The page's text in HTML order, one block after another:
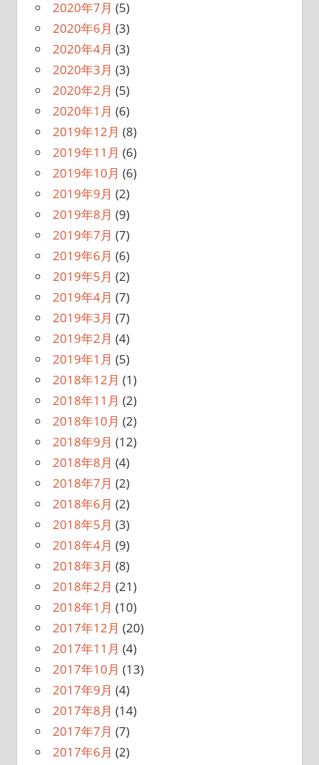
2020年7月 (5)
2020年6月 (3)
2020年4月 (3)
2020年3月 (3)
2020年2月 (5)
2020年1月 (6)
2019年12月 (8)
2019年11月 (6)
2019年10月 (6)
2019年9月 (2)
2019年8月 (9)
2019年7月 (7)
2019年6月 (6)
2019年5月 (2)
2019年4月 (7)
2019年3月 (7)
2019年2月 (4)
2019年1月 (5)
2018年12月 (1)
2018年11月 (2)
2018年10月 (2)
2018年9月 (12)
2018年8月 (4)
2018年7月 (2)
2018年6月 (2)
2018年5月 (3)
2018年4月 (9)
2018年3月 (8)
2018年2月 (21)
2018年1月 (10)
2017年12月 (20)
2017年11月 (4)
2017年10月 (13)
2017年9月 (4)
2017年8月 (14)
2017年7月 (7)
2017年6月 (2)